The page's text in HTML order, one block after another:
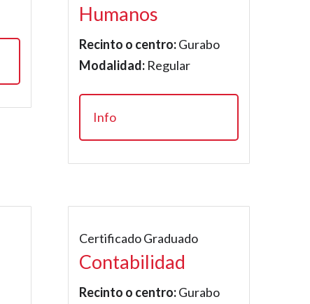
Humanos
Recinto o centro:Gurabo
Modalidad: Regular
Info
Certificado Graduado
Contabilidad
Recinto o centro:Gurabo